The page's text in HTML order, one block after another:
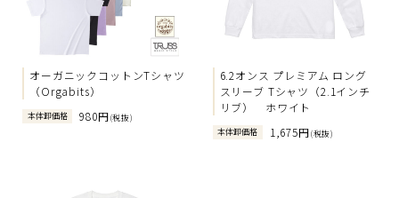
オーガニックコットンTシャツ
（Orgabits）
本体卸価格 980円(税抜)
6.2オンス プレミアム ロング
スリーブ Tシャツ（2.1インチ
リブ） ホワイト
本体卸価格 1,675円(税抜)